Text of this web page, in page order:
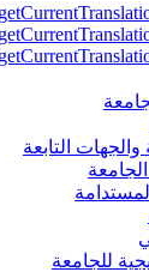
التابعة
للجامعة